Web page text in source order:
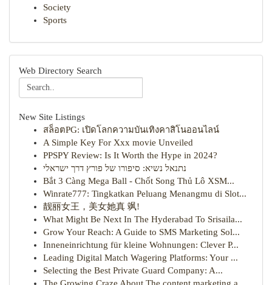
Society
Sports
Web Directory Search
New Site Listings
สล็อตPG: เปิดโลกความบันเทิงคาสิโนออนไลน์
A Simple Key For Xxx movie Unveiled
PPSPY Review: Is It Worth the Hype in 2024?
נתנאל נשיא: סיפורו של פורץ דרך ישראלי
Bắt 3 Càng Mega Ball - Chốt Song Thủ Lô XSM...
Winrate777: Tingkatkan Peluang Menangmu di Slot...
靓丽女王，美女她真 飒!
What Might Be Next In The Hyderabad To Srisaila...
Grow Your Reach: A Guide to SMS Marketing Sol...
Inneneinrichtung für kleine Wohnungen: Clever P...
Leading Digital Match Wagering Platforms: Your ...
Selecting the Best Private Guard Company: A...